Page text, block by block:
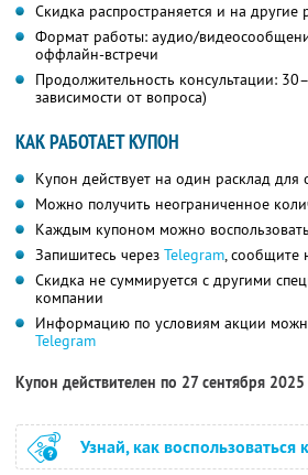
Скидка распространяется и на другие
Формат работы: аудио/
оффлайн-встречи
Продолжительность консультации:
зависимости от вопроса)
КАК РАБОТАЕТ КУПОН
Купон действует на один расклад для
Можно получить неограниченное
Каждым купоном можно
Запишитесь через Telegram, сообщите
Скидка не суммируется с другими
компании
Информацию по условиям акции
Telegram
Купон действителен по 27 сентября
Узнай, как воспользоваться